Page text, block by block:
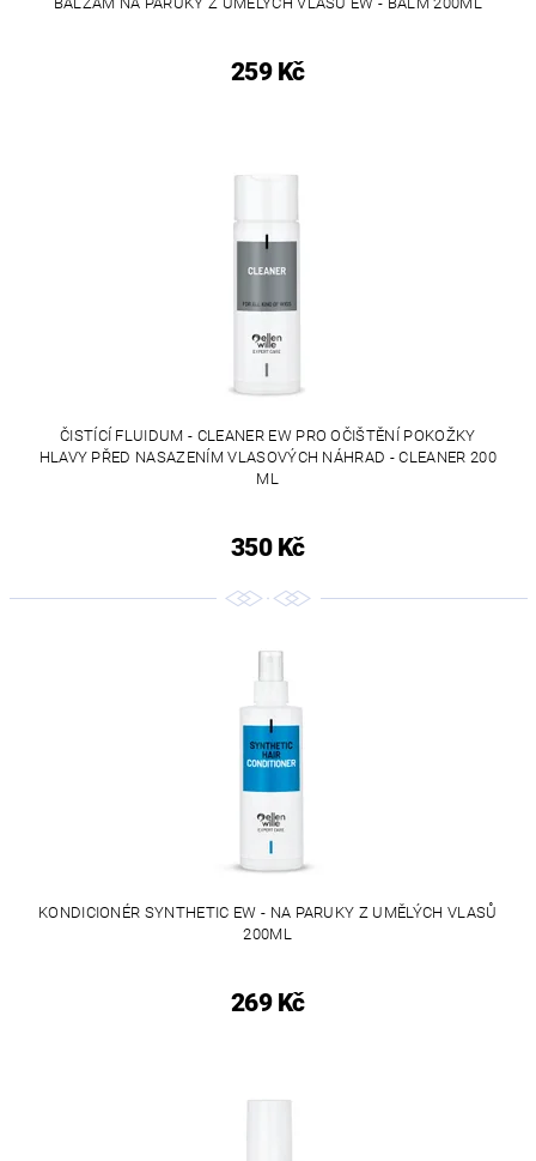
259 Kč
ČISTÍCÍ FLUIDUM - CLEANER EW PRO OČIŠTĚNÍ POKOŽKY
HLAVY PŘED NASAZENÍM VLASOVÝCH NÁHRAD - CLEANER 200
ML
350 Kč
KONDICIONÉR SYNTHETIC EW - NA PARUKY Z UMĚLÝCH VLASŮ
200ML
269 Kč